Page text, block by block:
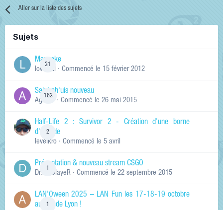
Aller sur la liste des sujets
Sujets
31
Manneke
lowskill · Commencé le 15 février 2012
163
Salut ch'uis nouveau
Ag0Nie · Commencé le 26 mai 2015
2
Half-Life 2 : Survivor 2 - Création d'une borne
d'arcade
levelkro · Commencé le 5 avril
Présentation & nouveau stream CSGO
Dr.KinSlayeR · Commencé le 22 septembre 2015
LAN'Oween 2025 – LAN Fun les 17-18-19 octobre
au sud de Lyon !